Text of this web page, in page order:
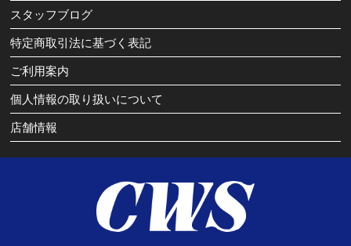
スタッフブログ
特定商取引法に基づく表記
ご利用案内
個人情報の取り扱いについて
店舗情報